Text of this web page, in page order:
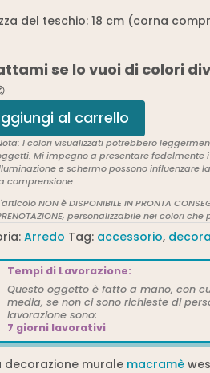
del teschio: 18 cm (corna
se lo vuoi di colori
al carrello
I colori visualizzati potrebbero
Mi impegno a presentare fedelmente
e schermo possono influenzare
comprensione.
NON è DISPONIBILE IN PRONTA
personalizzabile nei colori che
Arredo Tag: accessorio,
Tempi di Lavorazione:
Questo oggetto è fatto a mano, con
media, se non ci sono richieste di
lavorazione sono:
7 giorni lavorativi
decorazione murale macramè